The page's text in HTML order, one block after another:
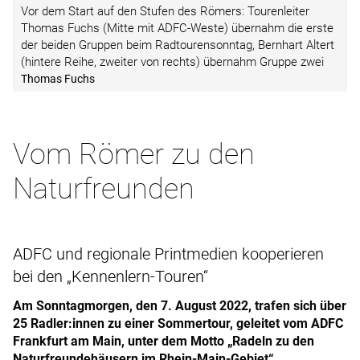
Vor dem Start auf den Stufen des Römers: Tourenleiter
Thomas Fuchs (Mitte mit ADFC-Weste) übernahm die erste
der beiden Gruppen beim ­Radtourensonntag, Bernhart Altert
(hintere Reihe, zweiter von rechts) übernahm Gruppe zwei
Thomas Fuchs
Vom Römer zu den
Naturfreunden
ADFC und regionale Printmedien kooperieren
bei den „Kennenlern-Touren“
Am Sonntagmorgen, den 7. August 2022, trafen sich über
25 Rad­ler:in­nen zu einer Sommertour, geleitet vom ADFC
Frankfurt am Main, unter dem Motto „Radeln zu den